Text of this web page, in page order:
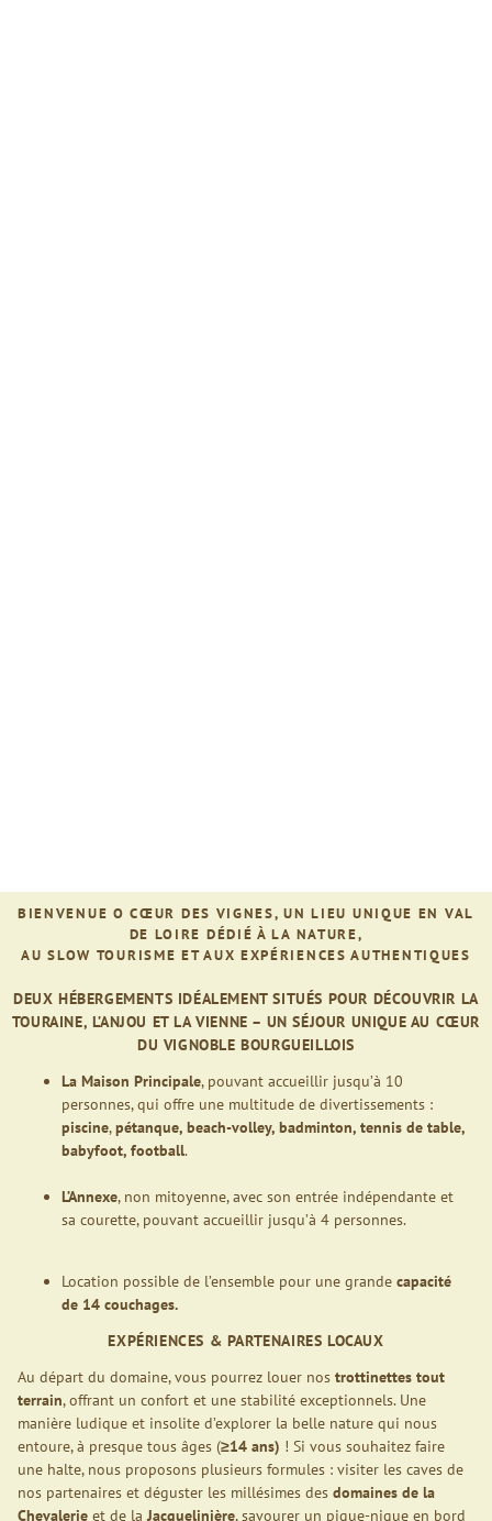
BIENVENUE O CŒUR DES VIGNES, UN LIEU UNIQUE EN VAL
DE LOIRE DÉDIÉ À LA NATURE,
AU SLOW TOURISME ET AUX EXPÉRIENCES AUTHENTIQUES
DEUX HÉBERGEMENTS IDÉALEMENT SITUÉS POUR DÉCOUVRIR LA
TOURAINE, L’ANJOU ET LA VIENNE – UN SÉJOUR UNIQUE AU CŒUR
DU VIGNOBLE BOURGUEILLOIS
La Maison Principale, pouvant accueillir jusqu’à 10
personnes, qui offre une multitude de divertissements :
piscine,pétanque, beach-volley, badminton, tennis de table,
babyfoot, football.
L’Annexe, non mitoyenne, avec son entrée indépendante et
sa courette, pouvant accueillir jusqu’à 4 personnes.
Location possible de l’ensemble pour une grande capacité
de 14 couchages.
EXPÉRIENCES & PARTENAIRES LOCAUX
Au départ du domaine, vous pourrez louer nos trottinettes tout
terrain, offrant un confort et une stabilité exceptionnels. Une
manière ludique et insolite d’explorer la belle nature qui nous
entoure, à presque tous âges (≥14 ans) ! Si vous souhaitez faire
une halte, nous proposons plusieurs formules : visiter les caves de
nos partenaires et déguster les millésimes des domaines de la
Chevalerie et de laJacquelinière, savourer un pique-nique en bord